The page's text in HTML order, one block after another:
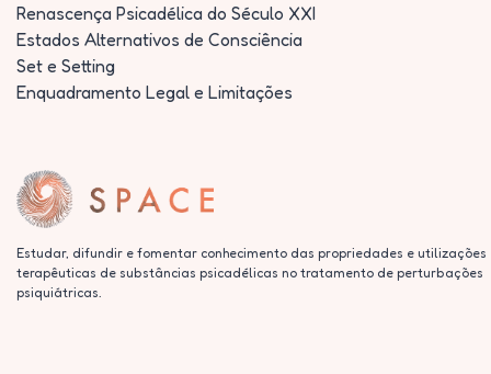
Renascença Psicadélica do Século XXI
Estados Alternativos de Consciência
Set e Setting
Enquadramento Legal e Limitações
Estudar, difundir e fomentar conhecimento das propriedades e utilizações
terapêuticas de substâncias psicadélicas no tratamento de perturbações
psiquiátricas.